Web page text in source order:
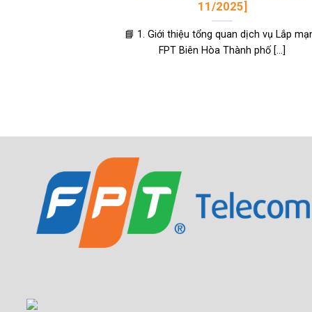
11/2025]
📘 1. Giới thiệu tổng quan dịch vụ Lắp
FPT Biên Hòa Thành phố [...]